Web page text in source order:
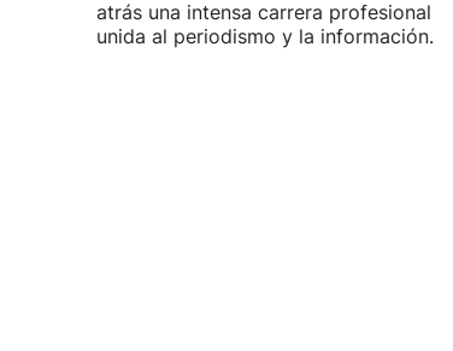
atrás una intensa carrera profesional
unida al periodismo y la información.